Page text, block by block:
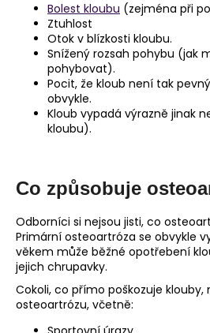
Bolest kloubu (zejména při
Ztuhlost
Otok v blízkosti kloubu.
Snížený rozsah pohybu (jak
pohybovat).
Pocit, že kloub není tak
obvykle.
Kloub vypadá výrazně jinak
kloubu).
Co způsobuje
Odborníci si nejsou jisti, co
Primární osteoartróza se obvykle
věkem může běžné opotřebení
jejich chrupavky.
Cokoli, co přímo poškozuje
osteoartrózu, včetně: